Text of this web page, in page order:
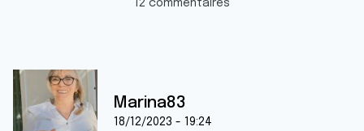
12 commentaires
Marina83
18/12/2023 - 19:24